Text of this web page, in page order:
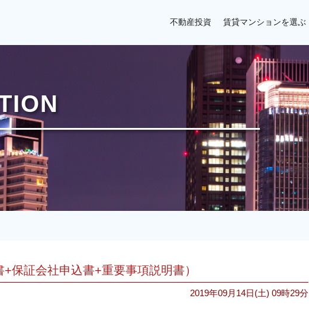
不動産投資 賃貸マンションを選ぶ
保証会社申込書+重要事項説明書）
2019年09月14日(土) 09時29分